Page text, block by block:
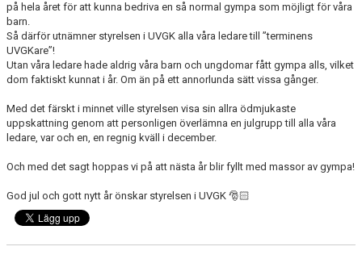
på hela året för att kunna bedriva en så normal gympa som möjligt för våra
barn.
Så därför utnämner styrelsen i UVGK alla våra ledare till ”terminens
UVGKare”!
Utan våra ledare hade aldrig våra barn och ungdomar fått gympa alls, vilket
dom faktiskt kunnat i år. Om än på ett annorlunda sätt vissa gånger.
Med det färskt i minnet ville styrelsen visa sin allra ödmjukaste
uppskattning genom att personligen överlämna en julgrupp till alla våra
ledare, var och en, en regnig kväll i december.
Och med det sagt hoppas vi på att nästa år blir fyllt med massor av gympa!
God jul och gott nytt år önskar styrelsen i UVGK 🎅🏻